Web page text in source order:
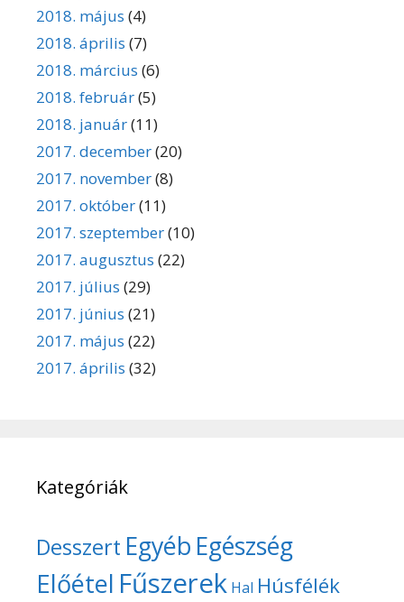
2018. május (4)
2018. április (7)
2018. március (6)
2018. február(5)
2018. január(11)
2017. december(20)
2017. november(8)
2017. október(11)
2017. szeptember(10)
2017. augusztus (22)
2017. július (29)
2017. június (21)
2017. május (22)
2017. április (32)
Kategóriák
Desszert Egyéb Egészség
Előétel Fűszerek Hal Húsfélék